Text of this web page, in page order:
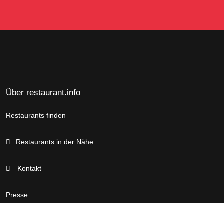
Über restaurant.info
Restaurants finden
Restaurants in der Nähe
Kontakt
Presse